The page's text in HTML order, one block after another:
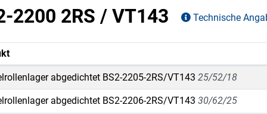
2200 2RS / VT143 Technische
abgedichtet BS2-2205-2RS/VT143 25/52/18
abgedichtet BS2-2206-2RS/VT143 30/62/25